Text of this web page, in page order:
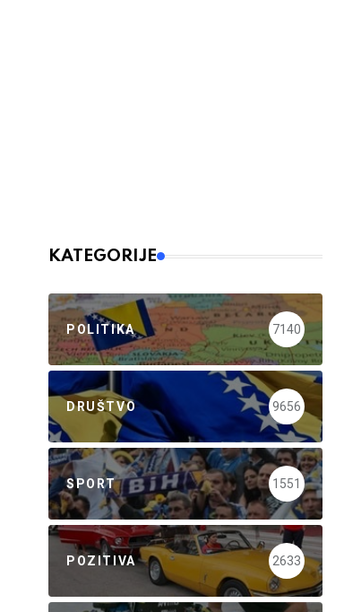
KATEGORIJE
POLITIKA 7140
DRUŠTVO 9656
SPORT 1551
POZITIVA 2633